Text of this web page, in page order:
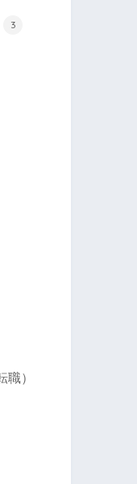
3
）